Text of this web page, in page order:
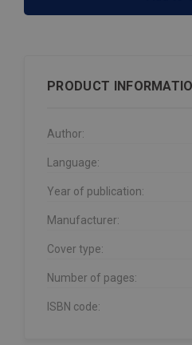
PRODUCT
Author:
Language:
Year of publication:
Manufacturer:
Cover type:
Number of pages:
ISBN code: